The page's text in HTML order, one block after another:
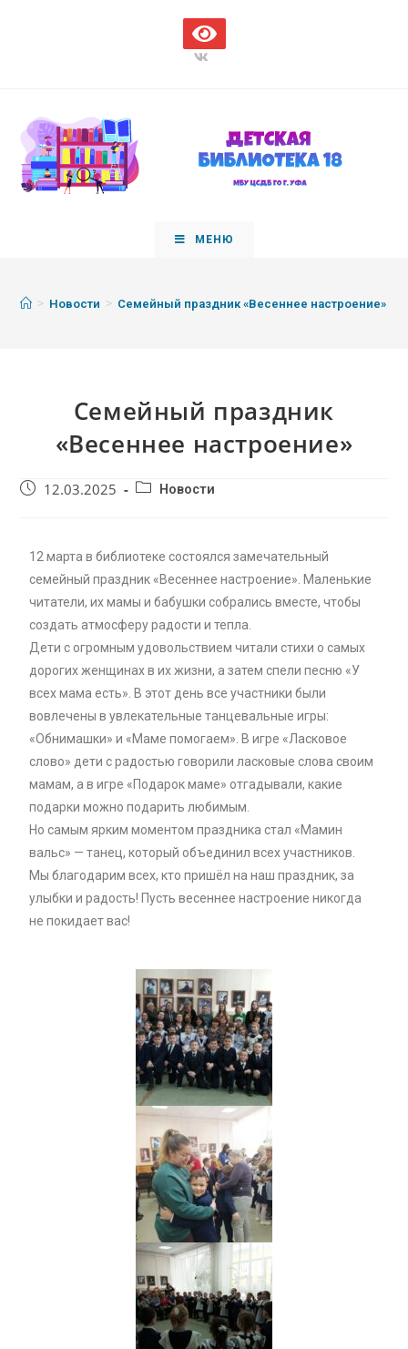
МЕНЮ
> Новости > Семейный праздник «Весеннее настроение»
Семейный праздник
«Весеннее настроение»
12.03.2025 Новости
12 марта в библиотеке состоялся замечательный
семейный праздник «Весеннее настроение». Маленькие
читатели, их мамы и бабушки собрались вместе, чтобы
создать атмосферу радости и тепла.
Дети с огромным удовольствием читали стихи о самых
дорогих женщинах в их жизни, а затем спели песню «У
всех мама есть». В этот день все участники были
вовлечены в увлекательные танцевальные игры:
«Обнимашки» и «Маме помогаем». В игре «Ласковое
слово» дети с радостью говорили ласковые слова своим
мамам, а в игре «Подарок маме» отгадывали, какие
подарки можно подарить любимым.
Но самым ярким моментом праздника стал «Мамин
вальс» — танец, который объединил всех участников.
Мы благодарим всех, кто пришёл на наш праздник, за
улыбки и радость! Пусть весеннее настроение никогда
не покидает вас!